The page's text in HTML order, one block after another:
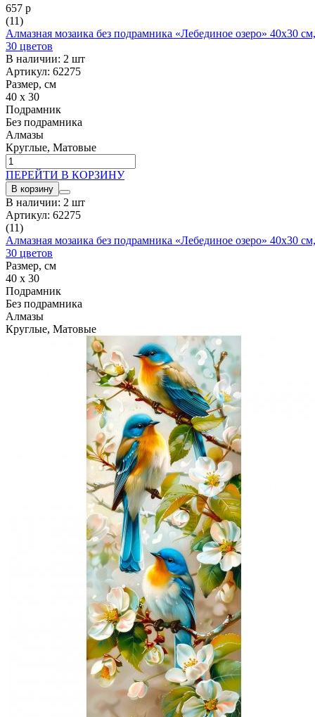
657 р
(11)
Алмазная мозаика без подрамника «Лебединое озеро» 40x30 см,
30 цветов
В наличии: 2 шт
Артикул: 62275
Размер, см
40 x 30
Подрамник
Без подрамника
Алмазы
Круглые, Матовые
ПЕРЕЙТИ В КОРЗИНУ
В корзину
В наличии: 2 шт
Артикул: 62275
(11)
Алмазная мозаика без подрамника «Лебединое озеро» 40x30 см,
30 цветов
Размер, см
40 x 30
Подрамник
Без подрамника
Алмазы
Круглые, Матовые